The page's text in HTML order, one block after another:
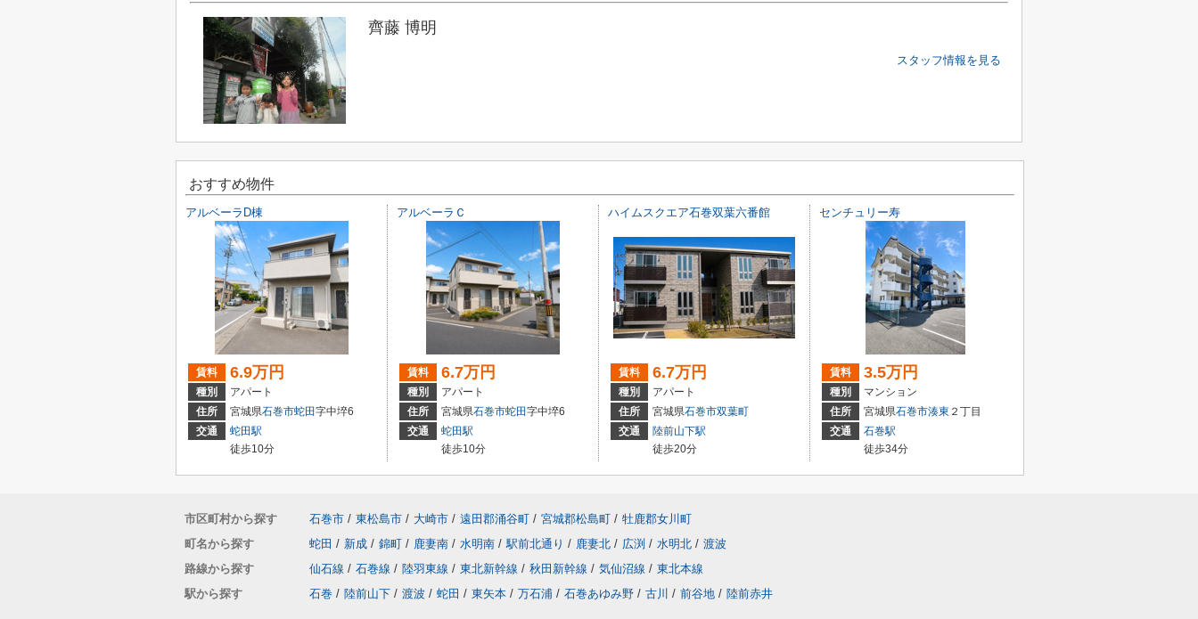
齊藤 博明
スタッフ情報を見る
おすすめ物件
アルベーラD棟
賃料 6.9万円
種別
アパート
住所
宮城県石巻市蛇田字中埣6
交通
蛇田駅
徒歩10分
アルベーラＣ
賃料 6.7万円
種別
アパート
住所
宮城県石巻市蛇田字中埣6
交通
蛇田駅
徒歩10分
ハイムスクエア石巻双葉六番館
賃料 6.7万円
種別
アパート
住所
宮城県石巻市双葉町
交通
陸前山下駅
徒歩20分
センチュリー寿
賃料 3.5万円
種別
マンション
住所
宮城県石巻市湊東 ２丁目
交通
石巻駅
徒歩34分
市区町村から探す 石巻市 / 東松島市 / 大崎市 / 遠田郡涌谷町 / 宮城郡松島町 / 牡鹿郡女川町
町名から探す
蛇田 / 新成 / 錦町 / 鹿妻南 / 水明南 / 駅前北通り / 鹿妻北 / 広渕 / 水明北 / 渡波
路線から探す
仙石線 / 石巻線 / 陸羽東線 / 東北新幹線 / 秋田新幹線 / 気仙沼線 / 東北本線
駅から探す
石巻 / 陸前山下 / 渡波 / 蛇田 / 東矢本 / 万石浦 / 石巻あゆみ野 / 古川 / 前谷地 / 陸前赤井